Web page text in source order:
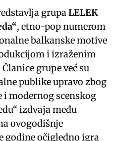
grupaLELEK
, etno-pop numerom
balkanske motive
i izraženim
grupe već su
publike upravo zbog
modernog scenskog
izdvaja među
ovogodišnje
godine očigledno igra